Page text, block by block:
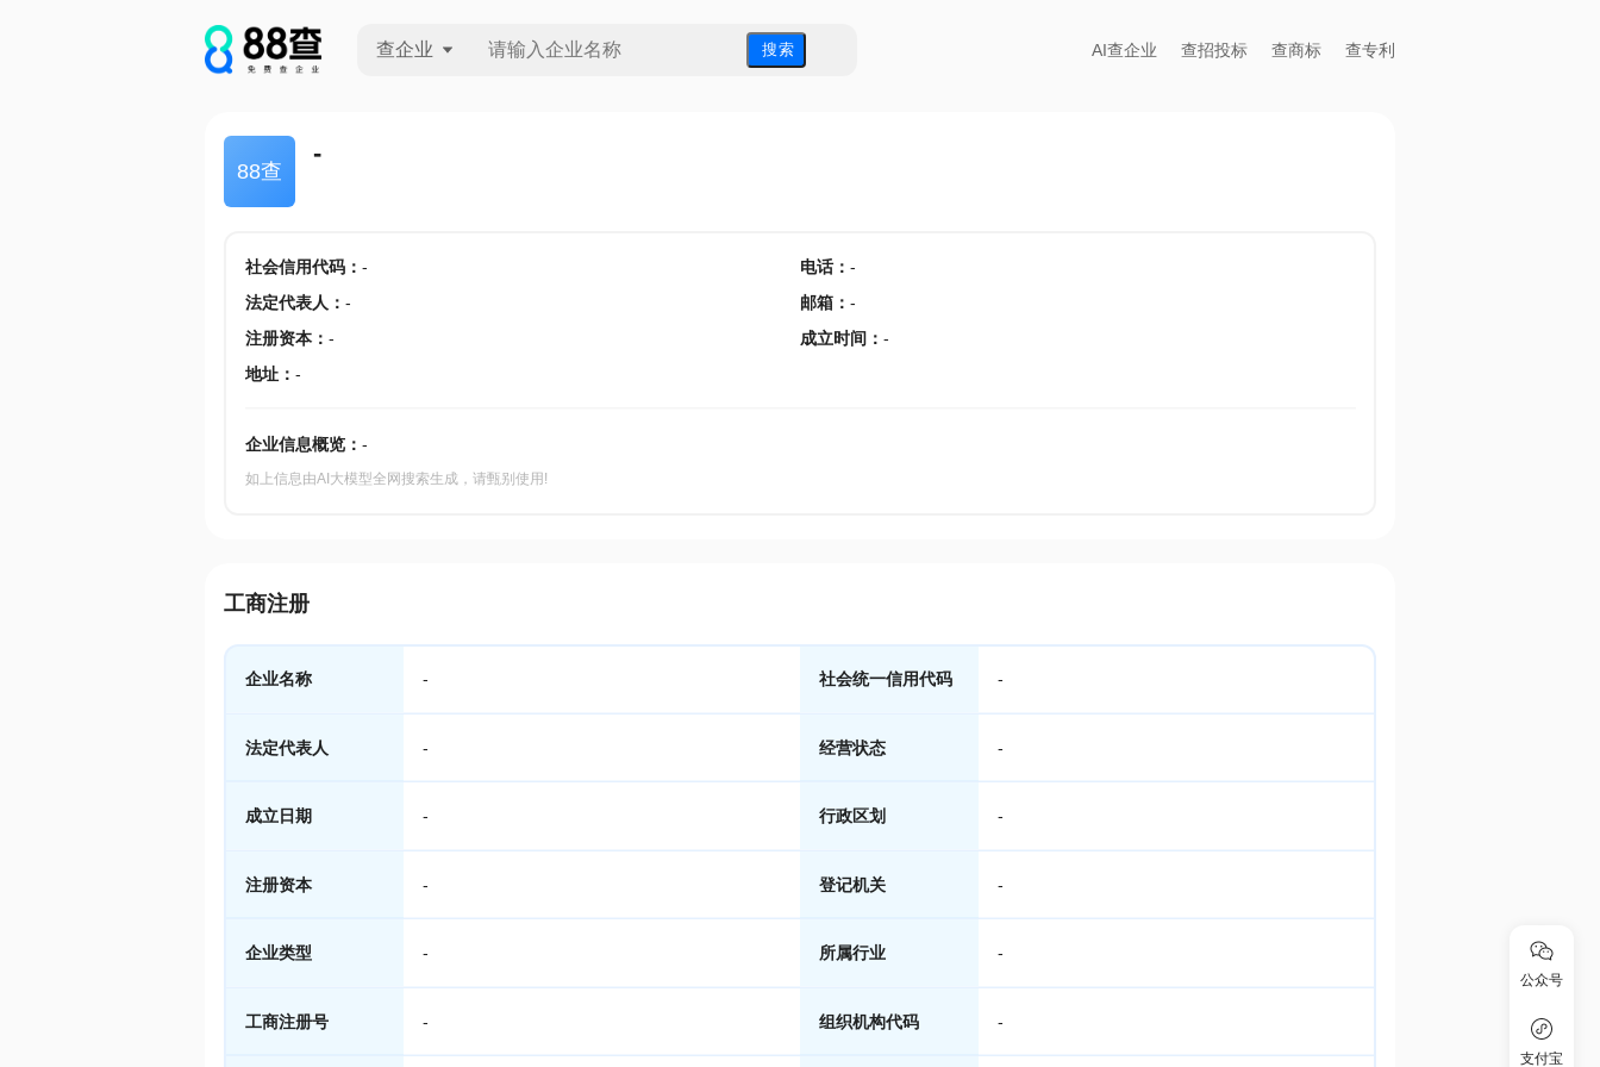
查企业 搜 索 AI查企业 查招投标 查商标 查专利
88查
-
社会信用代码： - 电话： -
法定代表人 ： - 邮箱 ： -
注册资本： - 成立时间 ： -
地址： -
企业信息概览： -
如上信息由AI大模型全网搜索生成，请甄别使用!
工商注册
企业名称 - 社会统一信用代码 -
法定代表人 - 经营状态 -
成立日期 - 行政区划 -
注册资本 - 登记机关 -
企业类型 - 所属行业 -
工商注册号 - 组织机构代码 -
公众号
支付宝